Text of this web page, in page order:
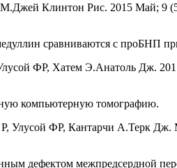
Клинтон Рис. 2015 Май; 9
сравниваются с проБНП
ФР, Хатем Э.Анатоль Дж. 2017
компьютерную томографию.
ФР, Кантарчи А.Терк Дж.
дефектом межпредсердной